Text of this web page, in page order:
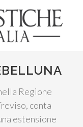
Regione
conta
estensione